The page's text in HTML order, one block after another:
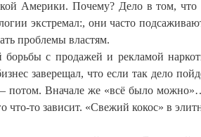
Америки. Почему? Дело в том,
экстремал:, они часто
проблемы властям.
с продажей и рекламой
заверещал, что если так дело
потом. Вначале же «всё было
что-то зависит. «Свежий кокос» в